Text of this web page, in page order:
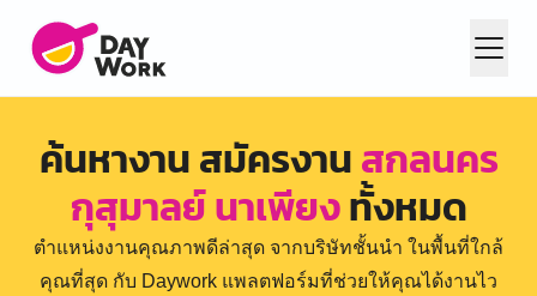
ค้นหางาน สมัครงานสกลนคร
กุสุมาลย์ นาเพียงทั้งหมด
ตำแหน่งงานคุณภาพดีล่าสุด จากบริษัทชั้นนำ ในพื้นที่ใกล้
คุณที่สุด กับ Daywork แพลตฟอร์มที่ช่วยให้คุณได้งานไว